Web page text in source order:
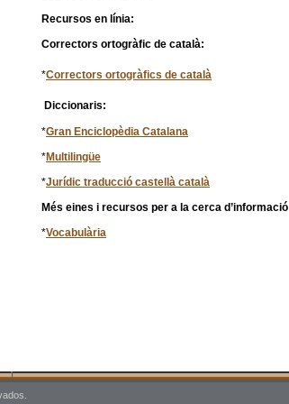
Recursos en línia:
Correctors ortogràfic de català:
*Correctors ortogràfics de català
Diccionaris:
*Gran Enciclopèdia Catalana
*Multilingüe
*Jurídic traducció castellà català
Més eines i recursos per a la cerca d’informació
*Vocabulària